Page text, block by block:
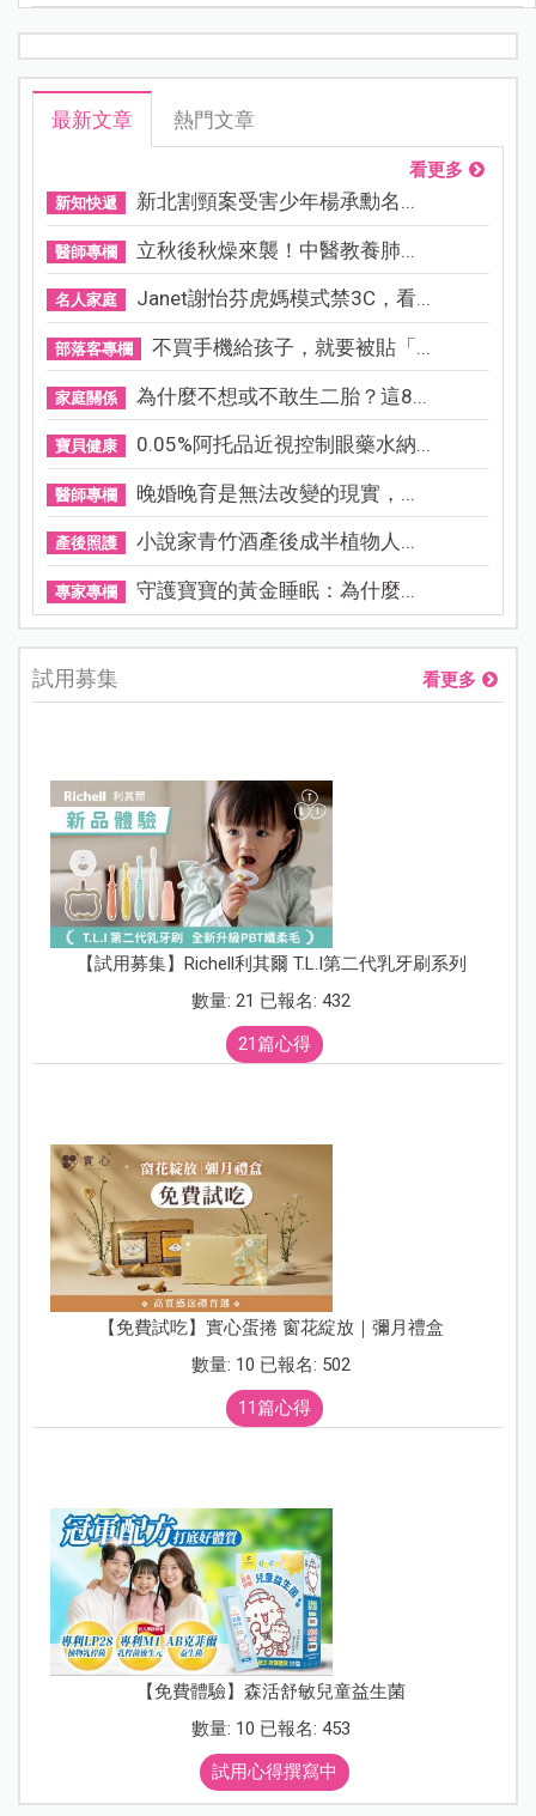
最新文章 熱門文章
看更多
新知快遞 新北割頸案受害少年楊承勳名...
醫師專欄 立秋後秋燥來襲！中醫教養肺...
名人家庭 Janet謝怡芬虎媽模式禁3C，看...
部落客專欄 不買手機給孩子，就要被貼「...
家庭關係 為什麼不想或不敢生二胎？這8...
寶貝健康 0.05%阿托品近視控制眼藥水納...
醫師專欄 晚婚晚育是無法改變的現實，...
產後照護 小說家青竹酒產後成半植物人...
專家專欄 守護寶寶的黃金睡眠：為什麼...
試用募集 看更多
【試用募集】Richell利其爾 T.L.I第二代乳牙刷系列
數量: 21 已報名: 432
21篇心得
【免費試吃】實心蛋捲 窗花綻放｜彌月禮盒
數量: 10 已報名: 502
11篇心得
【免費體驗】森活舒敏兒童益生菌
數量: 10 已報名: 453
試用心得撰寫中